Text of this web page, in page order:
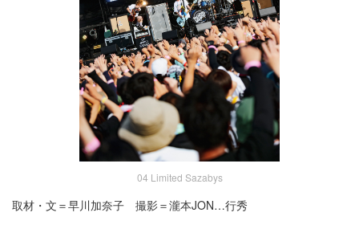
04 Limited Sazabys
取材・文＝早川加奈子 撮影＝瀧本JON…行秀